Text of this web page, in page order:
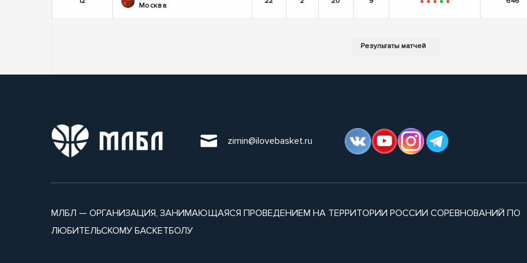
Москва
- - - + -
zimin@ilovebasket.ru
МЛБЛ — ОРГАНИЗАЦИЯ, ЗАНИМАЮЩАЯСЯ ПРОВЕДЕНИЕМ НА ТЕРРИТОРИИ РОССИИ СОРЕВНОВАНИЙ ПО
ЛЮБИТЕЛЬСКОМУ БАСКЕТБОЛУ